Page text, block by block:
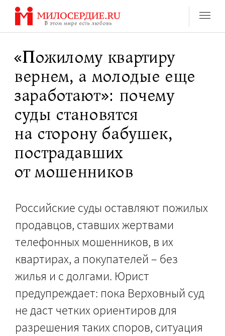
Перейти
содержанию
«Пожилому квартиру
вернем, а молодые еще
заработают»: почему
суды становятся
на сторону бабушек,
пострадавших
от мошенников
Российские суды оставляют пожилых
продавцов, ставших жертвами
телефонных мошенников, в их
квартирах, а покупателей – без
жилья и с долгами. Юрист
предупреждает: пока Верховный суд
не даст четких ориентиров для
разрешения таких споров, ситуация